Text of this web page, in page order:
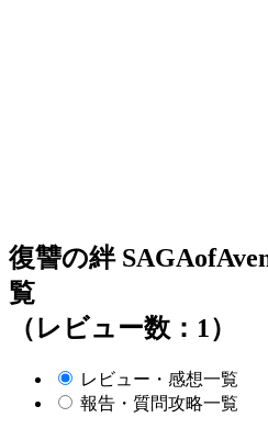
復讐の絆
覧
（レビュー数：1）
レビュー・感想一覧
報告・質問攻略一覧